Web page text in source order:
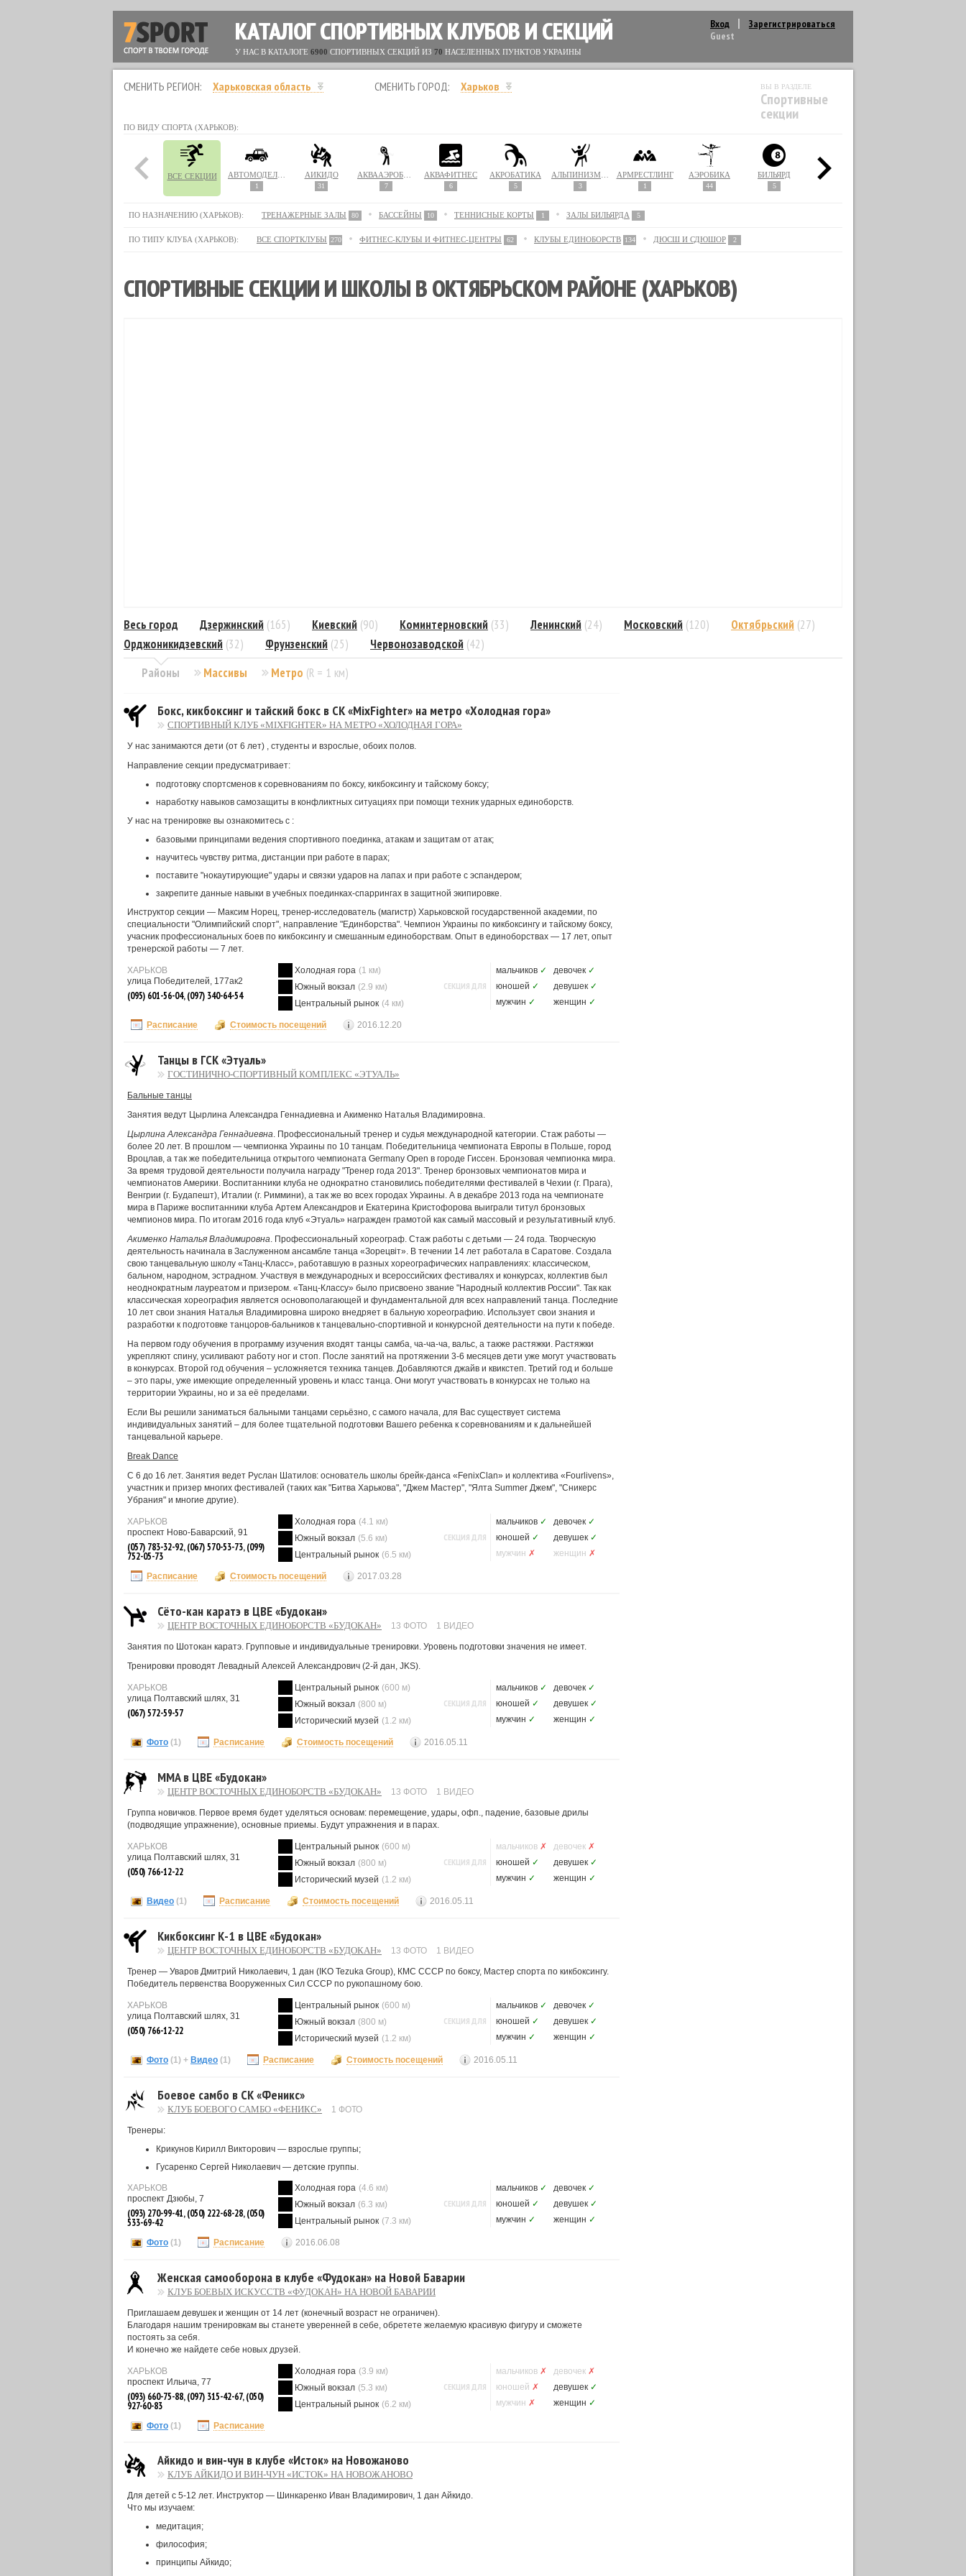
Вход
Зарегистрироваться
Guest
КАТАЛОГ СПОРТИВНЫХ КЛУБОВ И СЕКЦИЙ
У НАС В КАТАЛОГЕ 6900 СПОРТИВНЫХ СЕКЦИЙ ИЗ 70 НАСЕЛЕННЫХ ПУНКТОВ УКРАИНЫ
СМЕНИТЬ РЕГИОН: Харьковская область СМЕНИТЬ ГОРОД: Харьков ВЫ В РАЗДЕЛЕ
Спортивные
секции
ПО ВИДУ СПОРТА (ХАРЬКОВ):
ВСЕ СЕКЦИИ
1
АЙКИДО
31 7
АКВАФИТНЕС
6
АКРОБАТИКА
5 3
АРМРЕСТЛИНГ
1
АЭРОБИКА
44
БИЛЬЯРД
5
ПО НАЗНАЧЕНИЮ (ХАРЬКОВ): ТРЕНАЖЕРНЫЕ ЗАЛЫ 80 БАССЕЙНЫ 10 ТЕННИСНЫЕ КОРТЫ 1 ЗАЛЫ БИЛЬЯРДА 5
ПО ТИПУ КЛУБА (ХАРЬКОВ): ВСЕ СПОРТКЛУБЫ 270 ФИТНЕС-КЛУБЫ И ФИТНЕС-ЦЕНТРЫ 62 КЛУБЫ ЕДИНОБОРСТВ 134 ДЮСШ И СДЮШОР 2
СПОРТИВНЫЕ СЕКЦИИ И ШКОЛЫ В ОКТЯБРЬСКОМ РАЙОНЕ (ХАРЬКОВ)
Районы
Весь город Дзержинский (165) Киевский (90) Коминтерновский (33) Ленинский (24) Московский (120) Октябрьский (27)
Орджоникидзевский (32) Фрунзенский (25) Червонозаводской (42)
Массивы
Метро (R = 1 км)
Бокс, кикбоксинг и тайский бокс в СК «MixFighter» на метро «Холодная гора»
СПОРТИВНЫЙ КЛУБ «MIXFIGHTER» НА МЕТРО «ХОЛОДНАЯ ГОРА»
У нас занимаются дети (от 6 лет) , студенты и взрослые, обоих полов.
Направление секции предусматривает:
подготовку спортсменов к соревнованиям по боксу, кикбоксингу и тайскому боксу;
наработку навыков самозащиты в конфликтных ситуациях при помощи техник ударных единоборств.
У нас на тренировке вы ознакомитесь с :
базовыми принципами ведения спортивного поединка, атакам и защитам от атак;
научитесь чувству ритма, дистанции при работе в парах;
поставите "нокаутирующие" удары и связки ударов на лапах и при работе с эспандером;
закрепите данные навыки в учебных поединках-спаррингах в защитной экипировке.
Инструктор секции — Максим Норец, тренер-исследователь (магистр) Харьковской государственной академии, по
специальности "Олимпийский спорт", направление "Единборства". Чемпион Украины по кикбоксингу и тайскому боксу,
учасник профессиональных боев по кикбоксингу и смешанным единоборствам. Опыт в единоборствах — 17 лет, опыт
тренерской работы — 7 лет.
ХАРЬКОВ
улица Победителей, 177ак2
(095) 601-56-04, (097) 340-64-54
Холодная гора (1 км)
Южный вокзал (2.9 км)
Центральный рынок (4 км)
СЕКЦИЯ ДЛЯ
мальчиков ✓ девочек ✓
юношей ✓ девушек ✓
мужчин ✓ женщин ✓
Расписание Стоимость посещений 2016.12.20
Танцы в ГСК «Этуаль»
ГОСТИНИЧНО-СПОРТИВНЫЙ КОМПЛЕКС «ЭТУАЛЬ»
Бальные танцы
Занятия ведут Цырлина Александра Геннадиевна и Акименко Наталья Владимировна.
Цырлина Александра Геннадиевна. Профессиональный тренер и судья международной категории. Стаж работы —
более 20 лет. В прошлом — чемпионка Украины по 10 танцам. Победительница чемпионата Европы в Польше, город
Вроцлав, а так же победительница открытого чемпионата Germany Open в городе Гиссен. Бронзовая чемпионка мира.
За время трудовой деятельности получила награду "Тренер года 2013". Тренер бронзовых чемпионатов мира и
чемпионатов Америки. Воспитанники клуба не однократно становились победителями фестивалей в Чехии (г. Прага),
Венгрии (г. Будапешт), Италии (г. Риммини), а так же во всех городах Украины. А в декабре 2013 года на чемпионате
мира в Париже воспитанники клуба Артем Александров и Екатерина Кристофорова выиграли титул бронзовых
чемпионов мира. По итогам 2016 года клуб «Этуаль» награжден грамотой как самый массовый и результативный клуб.
Акименко Наталья Владимировна. Профессиональный хореограф. Стаж работы с детьми — 24 года. Творческую
деятельность начинала в Заслуженном ансамбле танца «Зорецвіт». В течении 14 лет работала в Саратове. Создала
свою танцевальную школу «Танц-Класс», работавшую в разных хореографических направлениях: классическом,
бальном, народном, эстрадном. Участвуя в международных и всероссийских фестивалях и конкурсах, коллектив был
неоднократным лауреатом и призером. «Танц-Классу» было присвоено звание "Народный коллектив России". Так как
классическая хореография является основополагающей и фундаментальной для всех направлений танца. Последние
10 лет свои знания Наталья Владимировна широко внедряет в бальную хореографию. Использует свои знания и
разработки к подготовке танцоров-бальников к танцевально-спортивной и конкурсной деятельности на пути к победе.
На первом году обучения в программу изучения входят танцы самба, ча-ча-ча, вальс, а также растяжки. Растяжки
укрепляют спину, усиливают работу ног и стоп. После занятий на протяжении 3-6 месяцев дети уже могут участвовать
в конкурсах. Второй год обучения – усложняется техника танцев. Добавляются джайв и квикстеп. Третий год и больше
– это пары, уже имеющие определенный уровень и класс танца. Они могут участвовать в конкурсах не только на
территории Украины, но и за её пределами.
Если Вы решили заниматься бальными танцами серьёзно, с самого начала, для Вас существует система
индивидуальных занятий – для более тщательной подготовки Вашего ребенка к соревнованиям и к дальнейшей
танцевальной карьере.
Break Dance
С 6 до 16 лет. Занятия ведет Руслан Шатилов: основатель школы брейк-данса «FenixClan» и коллектива «Fourlivens»,
участник и призер многих фестивалей (таких как "Битва Харькова", "Джем Мастер", "Ялта Summer Джем", "Сникерс
Убрания" и многие другие).
ХАРЬКОВ
проспект Ново-Баварский, 91
(057) 783-32-92, (067) 570-53-73, (099)
752-05-73
Холодная гора (4.1 км)
Южный вокзал (5.6 км)
Центральный рынок (6.5 км)
СЕКЦИЯ ДЛЯ
мальчиков ✓ девочек ✓
юношей ✓ девушек ✓
мужчин ✗ женщин ✗
Расписание Стоимость посещений 2017.03.28
Сёто-кан каратэ в ЦВЕ «Будокан»
ЦЕНТР ВОСТОЧНЫХ ЕДИНОБОРСТВ «БУДОКАН» 13 ФОТО 1 ВИДЕО
Занятия по Шотокан каратэ. Групповые и индивидуальные тренировки. Уровень подготовки значения не имеет.
Тренировки проводят Левадный Алексей Александрович (2-й дан, JKS).
ХАРЬКОВ
улица Полтавский шлях, 31
(067) 572-59-57
Центральный рынок (600 м)
Южный вокзал (800 м)
Исторический музей (1.2 км)
СЕКЦИЯ ДЛЯ
мальчиков ✓ девочек ✓
юношей ✓ девушек ✓
мужчин ✓ женщин ✓
Фото (1) Расписание Стоимость посещений 2016.05.11
MMA в ЦВЕ «Будокан»
ЦЕНТР ВОСТОЧНЫХ ЕДИНОБОРСТВ «БУДОКАН» 13 ФОТО 1 ВИДЕО
Группа новичков. Первое время будет уделяться основам: перемещение, удары, офп., падение, базовые дрилы
(подводящие упражнение), основные приемы. Будут упражнения и в парах.
ХАРЬКОВ
улица Полтавский шлях, 31
(050) 766-12-22
Центральный рынок (600 м)
Южный вокзал (800 м)
Исторический музей (1.2 км)
СЕКЦИЯ ДЛЯ
мальчиков ✗ девочек ✗
юношей ✓ девушек ✓
мужчин ✓ женщин ✓
Видео (1) Расписание Стоимость посещений 2016.05.11
Кикбоксинг К-1 в ЦВЕ «Будокан»
ЦЕНТР ВОСТОЧНЫХ ЕДИНОБОРСТВ «БУДОКАН» 13 ФОТО 1 ВИДЕО
Тренер — Уваров Дмитрий Николаевич, 1 дан (IKO Tezuka Group), КМС СССР по боксу, Мастер спорта по кикбоксингу.
Победитель первенства Вооруженных Сил СССР по рукопашному бою.
ХАРЬКОВ
улица Полтавский шлях, 31
(050) 766-12-22
Центральный рынок (600 м)
Южный вокзал (800 м)
Исторический музей (1.2 км)
СЕКЦИЯ ДЛЯ
мальчиков ✓ девочек ✓
юношей ✓ девушек ✓
мужчин ✓ женщин ✓
Фото (1) + Видео (1) Расписание Стоимость посещений 2016.05.11
Боевое самбо в СК «Феникс»
КЛУБ БОЕВОГО САМБО «ФЕНИКС» 1 ФОТО
Тренеры:
Крикунов Кирилл Викторович — взрослые группы;
Гусаренко Сергей Николаевич — детские группы.
ХАРЬКОВ
проспект Дзюбы, 7
(093) 270-99-41, (050) 222-68-28, (050)
533-69-42
Холодная гора (4.6 км)
Южный вокзал (6.3 км)
Центральный рынок (7.3 км)
СЕКЦИЯ ДЛЯ
мальчиков ✓ девочек ✓
юношей ✓ девушек ✓
мужчин ✓ женщин ✓
Фото (1) Расписание 2016.06.08
Женская самооборона в клубе «Фудокан» на Новой Баварии
КЛУБ БОЕВЫХ ИСКУССТВ «ФУДОКАН» НА НОВОЙ БАВАРИИ
Приглашаем девушек и женщин от 14 лет (конечный возраст не ограничен).
Благодаря нашим тренировкам вы станете уверенней в себе, обретете желаемую красивую фигуру и сможете
постоять за себя.
И конечно же найдете себе новых друзей.
ХАРЬКОВ
проспект Ильича, 77
(093) 660-75-88, (097) 315-42-67, (050)
927-60-83
Холодная гора (3.9 км)
Южный вокзал (5.3 км)
Центральный рынок (6.2 км)
СЕКЦИЯ ДЛЯ
мальчиков ✗ девочек ✗
юношей ✗ девушек ✓
мужчин ✗ женщин ✓
Фото (1) Расписание
Айкидо и вин-чун в клубе «Исток» на Новожаново
КЛУБ АЙКИДО И ВИН-ЧУН «ИСТОК» НА НОВОЖАНОВО
Для детей с 5-12 лет. Инструктор — Шинкаренко Иван Владимирович, 1 дан Айкидо.
Что мы изучаем:
медитация;
философия;
принципы Айкидо;